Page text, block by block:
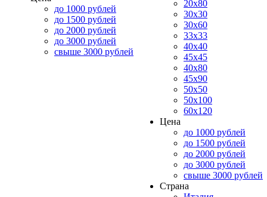
до 1000 рублей
до 1500 рублей
до 2000 рублей
до 3000 рублей
свыше 3000 рублей
20x80
30x30
30x60
33x33
40x40
45x45
40x80
45x90
50x50
50x100
60x120
Цена
до 1000 рублей
до 1500 рублей
до 2000 рублей
до 3000 рублей
свыше 3000 рублей
Страна